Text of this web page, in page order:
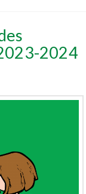
2024